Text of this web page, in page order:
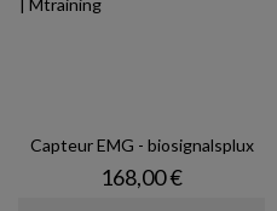
Capteur EMG - biosignalsplux
Prix
168,00 €